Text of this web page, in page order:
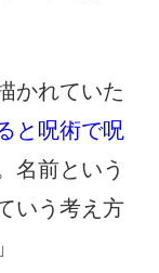
かれていた
と呪術で呪
名前という
いう考え方